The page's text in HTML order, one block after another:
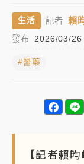
故宮《龍藏經
周六起展出延
台東農業處長
父親節泡湯
雨熱區曝
生活 記者 賴
發布 2026/03/26
#醫藥
【記者賴